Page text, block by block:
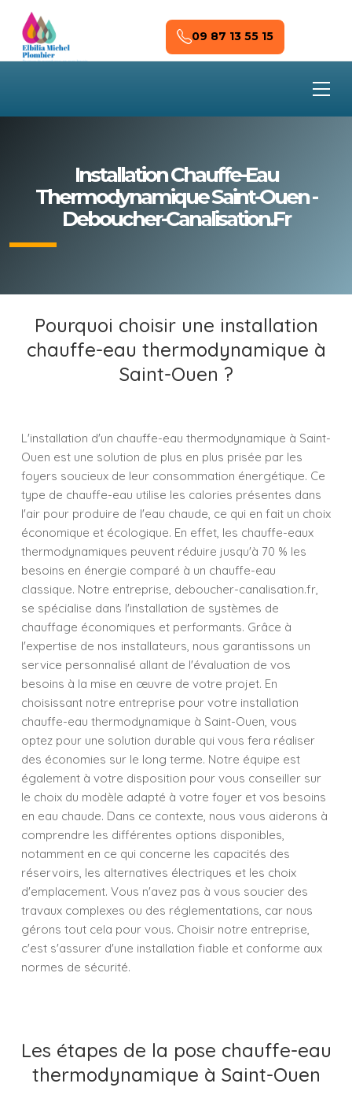
Skip to main content
09 87 13 55 15
Installation Chauffe-Eau
Thermodynamique Saint-Ouen -
Deboucher-Canalisation.fr
Pourquoi choisir une installation
chauffe-eau thermodynamique à
Saint-Ouen ?
L'installation d'un chauffe-eau thermodynamique à Saint-
Ouen est une solution de plus en plus prisée par les
foyers soucieux de leur consommation énergétique. Ce
type de chauffe-eau utilise les calories présentes dans
l'air pour produire de l'eau chaude, ce qui en fait un choix
économique et écologique. En effet, les chauffe-eaux
thermodynamiques peuvent réduire jusqu'à 70 % les
besoins en énergie comparé à un chauffe-eau
classique. Notre entreprise, deboucher-canalisation.fr,
se spécialise dans l'installation de systèmes de
chauffage économiques et performants. Grâce à
l'expertise de nos installateurs, nous garantissons un
service personnalisé allant de l'évaluation de vos
besoins à la mise en œuvre de votre projet. En
choisissant notre entreprise pour votre installation
chauffe-eau thermodynamique à Saint-Ouen, vous
optez pour une solution durable qui vous fera réaliser
des économies sur le long terme. Notre équipe est
également à votre disposition pour vous conseiller sur
le choix du modèle adapté à votre foyer et vos besoins
en eau chaude. Dans ce contexte, nous vous aiderons à
comprendre les différentes options disponibles,
notamment en ce qui concerne les capacités des
réservoirs, les alternatives électriques et les choix
d'emplacement. Vous n'avez pas à vous soucier des
travaux complexes ou des réglementations, car nous
gérons tout cela pour vous. Choisir notre entreprise,
c'est s'assurer d'une installation fiable et conforme aux
normes de sécurité.
Les étapes de la pose chauffe-eau
thermodynamique à Saint-Ouen